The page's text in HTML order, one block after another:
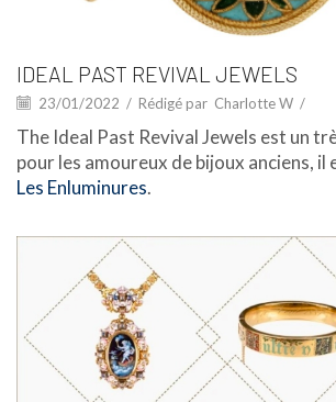
IDEAL PAST REVIVAL JEWELS
23/01/2022 / Rédigé par Charlotte W /
The Ideal Past Revival Jewels est un
pour les amoureux de bijoux anciens, il
Les Enluminures.